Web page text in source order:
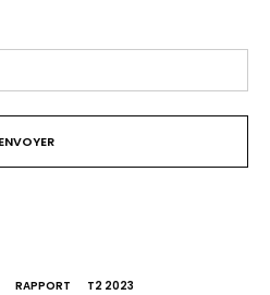
RAPPORT T2 2023